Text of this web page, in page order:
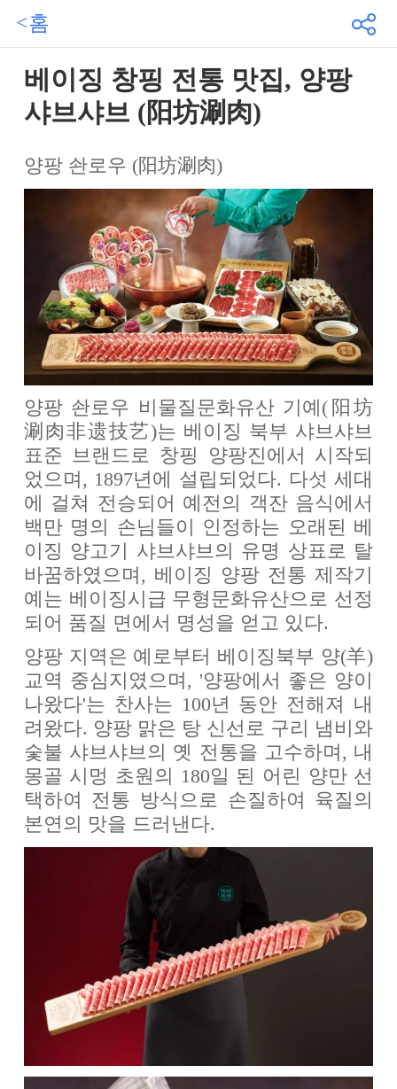
<홈
베이징 창핑 전통 맛집, 양팡
샤브샤브 (阳坊涮肉)
양팡 솬로우 (阳坊涮肉)
양팡 솬로우 비물질문화유산 기예(阳坊
涮肉非遗技艺)는 베이징 북부 샤브샤브
표준 브랜드로 창핑 양팡진에서 시작되
었으며, 1897년에 설립되었다. 다섯 세대
에 걸쳐 전승되어 예전의 객잔 음식에서
백만 명의 손님들이 인정하는 오래된 베
이징 양고기 샤브샤브의 유명 상표로 탈
바꿈하였으며, 베이징 양팡 전통 제작기
예는 베이징시급 무형문화유산으로 선정
되어 품질 면에서 명성을 얻고 있다.
양팡 지역은 예로부터 베이징북부 양(羊)
교역 중심지였으며, '양팡에서 좋은 양이
나왔다'는 찬사는 100년 동안 전해져 내
려왔다. 양팡 맑은 탕 신선로 구리 냄비와
숯불 샤브샤브의 옛 전통을 고수하며, 내
몽골 시멍 초원의 180일 된 어린 양만 선
택하여 전통 방식으로 손질하여 육질의
본연의 맛을 드러낸다.